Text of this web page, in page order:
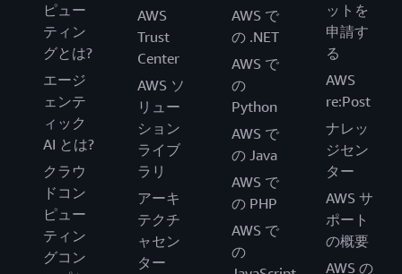
ピュー
ティン
グとは?
エージ
ェンテ
ィック
AI とは?
クラウ
ドコン
ピュー
ティン
グコン
AWS
Trust
Center
AWS ソ
リュー
ション
ライブ
ラリ
アーキ
テクチ
ャセン
ター
AWS で
の .NET
AWS で
の
Python
AWS で
の Java
AWS で
の PHP
AWS で
の
ットを
申請す
る
AWS
re:Post
ナレッ
ジセン
ター
AWS サ
ポート
の概要
AWS の